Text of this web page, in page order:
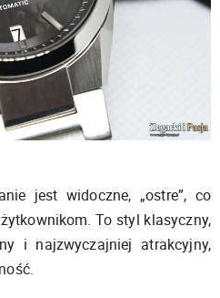
jest widoczne, „ostre”, co
To styl klasyczny,
i najzwyczajniej atrakcyjny,